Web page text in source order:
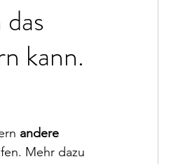
kann.
andere
Mehr dazu